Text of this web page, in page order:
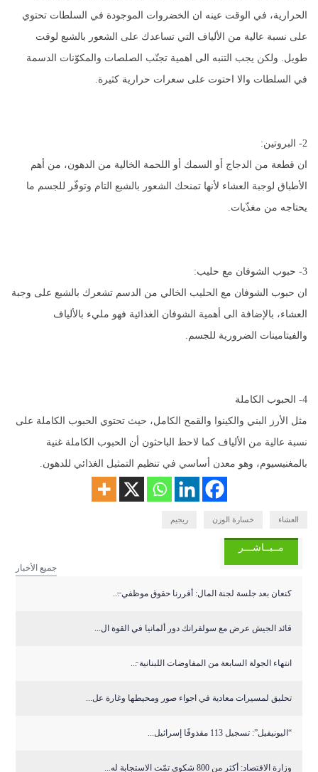
الحرارية، في الوقت عينه ان الخضروات الموجودة في السلطات تحتوي
على نسبة عالية من الألياف التي تساعدك على الشعور بالشبع لوقت
طويل. ولكن يجب التنبه الى اهمية تجنّب الصلصات والمكوّنات الدسمة
في السلطات والا احتوت على سعرات حرارية كثيرة.
2- البروتين:
ان قطعة من الدجاج أو السمك أو اللحمة الخالية من الدهون، من أهم
الأطباق لوجبة العشاء لأنها تمنحك الشعور بالشبع التام وتوفّر للجسم ما
يحتاجه من مغذّيات.
3- حبوب الشوفان مع حليب:
ان حبوب الشوفان مع الحليب الخالي من الدسم تشعرك بالشبع على وجبة
العشاء، بالإضافة الى أهمية الشوفان الغذائية فهو مليء بالألياف
والفيتامينات الضرورية للجسم.
4- الحبوب الكاملة
مثل الأرز البني والكينوا والقمح الكامل، حيث تحتوي الحبوب الكاملة على
نسبة عالية من الألياف كما لاحظ الباحثون أن الحبوب الكاملة غنية
بالمغنيسيوم، وهو معدن أساسي في تنظيم التمثيل الغذائي للدهون.
العشاء خسارة الوزن ريجيم
مــبــاشـــر
جميع الأخبار
كنعان بعد جلسة لجنة المال: أقررنا حقوق موظفي ̶...
قائد الجيش عرض مع سولفرانك دور ألمانيا في القوة ال...
انتهاء الجولة السابعة من المفاوضات اللبنانية ̵...
تحليق لمسيرات معادية في اجواء صور ومحيطها وغارة عل...
“اليونيفيل”: تسجيل 113 مقذوفًا إسرائيل...
وزارة الاقتصاد: أكثر من 800 شكوى تمّت الاستجابة له...